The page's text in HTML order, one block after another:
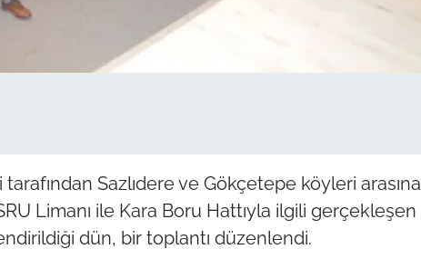
Sazlıdere ve Gökçetepe köyleri arasına
Limanı ile Kara Boru Hattıyla ilgili gerçekleşen
dün, bir toplantı düzenlendi.